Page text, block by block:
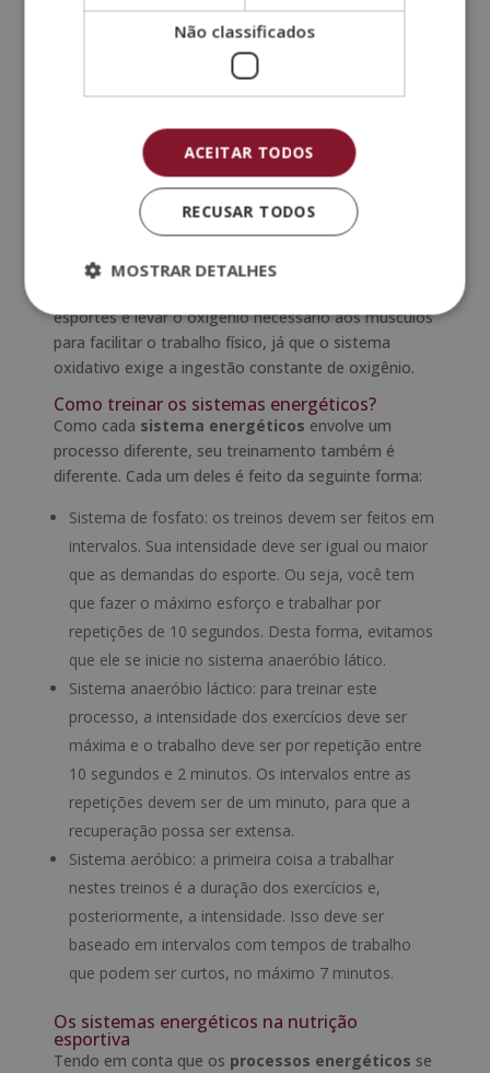
Sistema aeróbico
Após gerar ATP, glicose e fosfocreatina, os
músculos usam o oxigênio presente nos
carboidratos e nas gorduras como combustível. É a
maneira mais lenta de obter ATP, mas pode ser
usada por mais tempo.
Geralmente aparece quando são praticados
exercícios de resistência e, claro, esportes de longa
esportes é levar o oxigênio necessário aos músculos
para facilitar o trabalho físico, já que o sistema
oxidativo exige a ingestão constante de oxigênio.
Como treinar os sistemas energéticos?
Como cada sistema energéticos envolve um
processo diferente, seu treinamento também é
diferente. Cada um deles é feito da seguinte forma:
Sistema de fosfato: os treinos devem ser feitos em
intervalos. Sua intensidade deve ser igual ou maior
que as demandas do esporte. Ou seja, você tem
que fazer o máximo esforço e trabalhar por
repetições de 10 segundos. Desta forma, evitamos
que ele se inicie no sistema anaeróbio lático.
Sistema anaeróbio láctico: para treinar este
processo, a intensidade dos exercícios deve ser
máxima e o trabalho deve ser por repetição entre
10 segundos e 2 minutos. Os intervalos entre as
repetições devem ser de um minuto, para que a
recuperação possa ser extensa.
Sistema aeróbico: a primeira coisa a trabalhar
nestes treinos é a duração dos exercícios e,
posteriormente, a intensidade. Isso deve ser
baseado em intervalos com tempos de trabalho
que podem ser curtos, no máximo 7 minutos.
Os sistemas energéticos na nutrição
esportiva
Tendo em conta que os processos energéticos se
Não classificados
ACEITAR TODOS
RECUSAR TODOS
MOSTRAR DETALHES